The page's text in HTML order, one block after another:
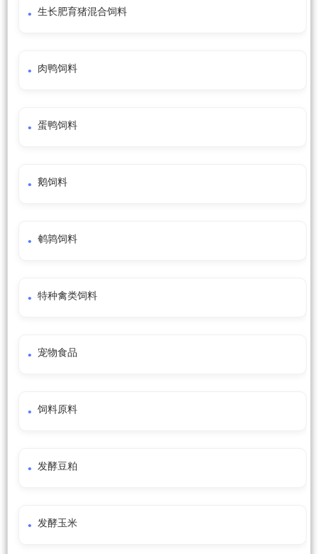
生长肥育猪混合饲料
肉鸭饲料
蛋鸭饲料
鹅饲料
鹌鹑饲料
特种禽类饲料
宠物食品
饲料原料
发酵豆粕
发酵玉米